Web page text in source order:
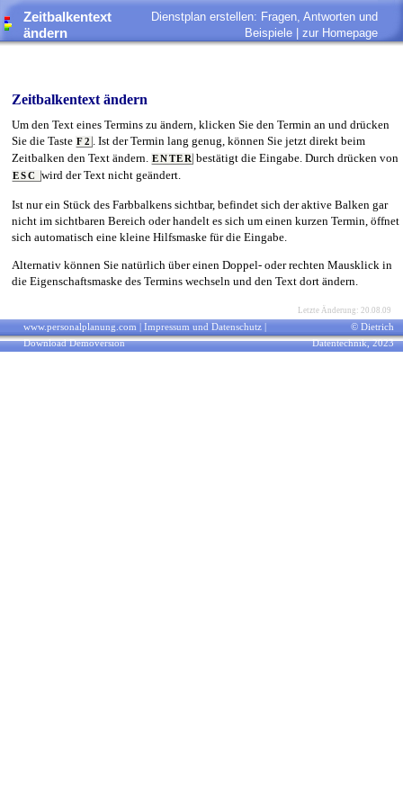
Zeitbalkentext
ändern
Dienstplan erstellen: Fragen, Antworten und
Beispiele | zur Homepage
Zeitbalkentext ändern
Um den Text eines Termins zu ändern, klicken Sie den Termin an und drücken
Sie die Taste F2 . Ist der Termin lang genug, können Sie jetzt direkt beim
Zeitbalken den Text ändern. ENTER bestätigt die Eingabe. Durch drücken von
ESC wird der Text nicht geändert.
Ist nur ein Stück des Farbbalkens sichtbar, befindet sich der aktive Balken gar
nicht im sichtbaren Bereich oder handelt es sich um einen kurzen Termin, öffnet
sich automatisch eine kleine Hilfsmaske für die Eingabe.
Alternativ können Sie natürlich über einen Doppel- oder rechten Mausklick in
die Eigenschaftsmaske des Termins wechseln und den Text dort ändern.
Letzte Änderung: 20.08.09
www.personalplanung.com Impressum und Datenschutz
Download Demoversion
© Dietrich
Datentechnik, 2023